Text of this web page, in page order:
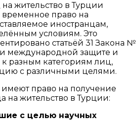
жительство в Турции
временное право на
иностранцам,
условиям. Это
статьёй 31 Закона №
и международной защите и
разным категориям лиц,
с различными целями.
право на получение
на жительство в Турции:
с целью научных